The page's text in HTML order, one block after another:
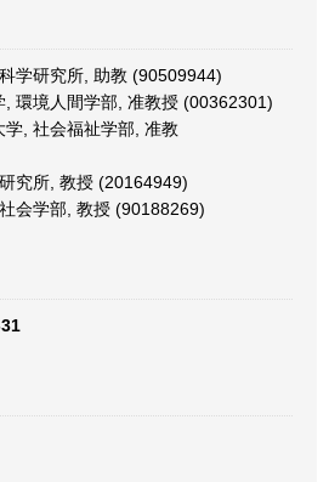
学研究所, 助教 (90509944)
, 環境人間学部, 准教授 (00362301)
学, 社会福祉学部, 准教
究所, 教授 (20164949)
会学部, 教授 (90188269)